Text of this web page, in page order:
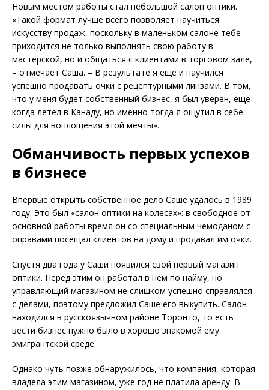
Новым местом работы стал небольшой салон оптики.
«Такой формат лучше всего позволяет научиться
искусству продаж, поскольку в маленьком салоне тебе
приходится не только выполнять свою работу в
мастерской, но и общаться с клиентами в торговом зале,
– отмечает Саша. – В результате я еще и научился
успешно продавать очки с рецептурными линзами. В том,
что у меня будет собственный бизнес, я был уверен, еще
когда летел в Канаду, но именно тогда я ощутил в себе
силы для воплощения этой мечты».
Обманчивость первых успехов
в бизнесе
Впервые открыть собственное де­ло Саше удалось в 1989
году. Это был «салон оптики на колесах»: в свободное от
основной работы время он со специальным чемоданом с
оправами посещал клиентов на дому и продавал им очки.
Спустя два года у Саши появил­ся свой первый магазин
оптики. Перед этим он работал в нем по найму, но
управляющий магазином не слишком успешно справлялся
с делами, поэтому предложил Саше его выкупить. Салон
находился в русскоязычном районе Торонто, то есть
вести бизнес нужно было в хорошо знакомой ему
эмигрантской среде.
Однако чуть позже обнаружилось, что компания, которая
владела этим магазином, уже год не платила аренду. В